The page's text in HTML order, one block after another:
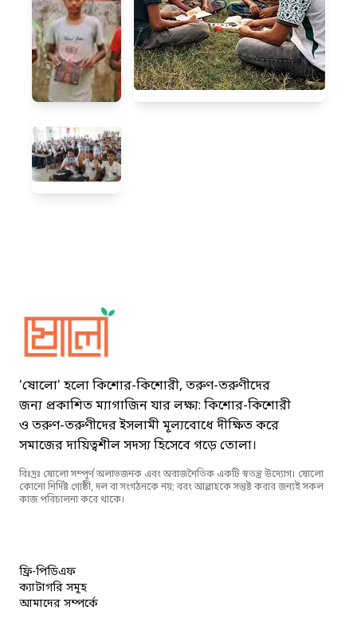
Sholo Magazine
'ষোলো' হলো কিশোর-কিশোরী, তরুণ-তরুণীদের
জন্য প্রকাশিত ম্যাগাজিন যার লক্ষ্য: কিশোর-কিশোরী
ও তরুণ-তরুণীদের ইসলামী মূল্যবোধে দীক্ষিত করে
সমাজের দায়িত্বশীল সদস্য হিসেবে গড়ে তোলা।
বিঃদ্রঃ ষোলো সম্পূর্ণ অলাভজনক এবং অরাজনৈতিক একটি স্বতন্ত্র উদ্যোগ। ষোলো
কোনো নির্দিষ্ট গোষ্ঠী, দল বা সংগঠনকে নয়; বরং আল্লাহকে সন্তুষ্ট করার জন্যই সকল
কাজ পরিচালনা করে থাকে।
ফ্রি-পিডিএফ
ক্যাটাগরি সমূহ
আমাদের সম্পর্কে